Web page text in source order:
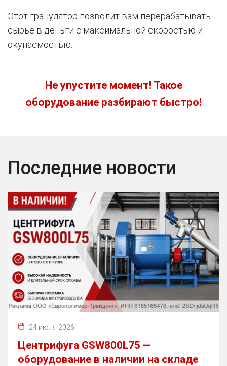
Этот гранулятор позволит вам перерабатывать
сырье в деньги с максимальной скоростью и
окупаемостью.
Не упустите момент! Такое
оборудование разбирают быстро!
Последние новости
24 июля 2026
Центрифуга GSW800L75 —
оборудование в наличии на складе